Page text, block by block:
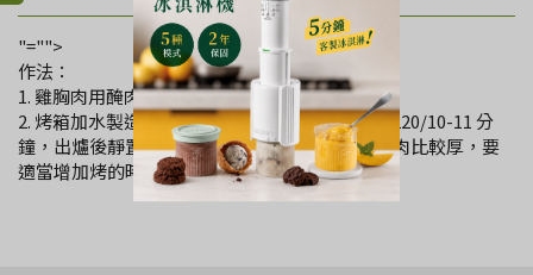
"="">
作法：
1. 雞胸肉用醃肉材料醃漬一晚。
2. 烤箱加水製造蒸汽預熱十分鐘，放入雞胸肉，220/10-11 分
鐘，出爐後靜置一會切片享用。（市場買的雞胸肉比較厚，要
適當增加烤的時間）